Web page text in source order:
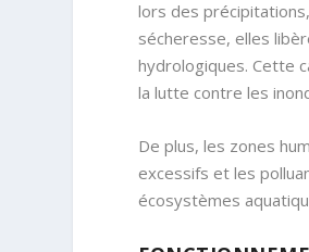
lors des
sécheresse, elles
hydrologiques. Cette
la lutte contre les
De plus, les zones
excessifs et les
écosystèmes